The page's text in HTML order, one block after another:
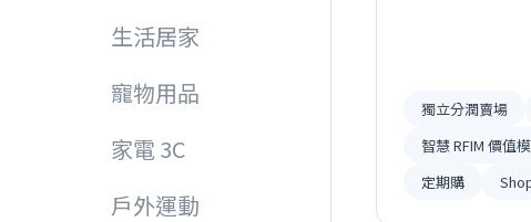
生活居家
寵物用品
家電 3C
戶外運動
獨立分潤賣場
智慧 RFIM 價值
定期購